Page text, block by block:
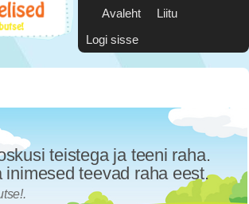
Avaleht
Liitu
Logi sisse
teistega ja teeni raha.
inimesed teevad raha eest.